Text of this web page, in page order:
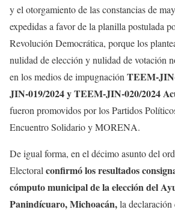
y el otorgamiento de las constancias de
expedidas a favor de la planilla postulada
Revolución Democrática, porque los
nulidad de elección y nulidad de votación
en los medios de impugnación TEEM-
JIN-019/2024 y TEEM-JIN-020/2024
fueron promovidos por los Partidos
Encuentro Solidario y MORENA.
De igual forma, en el décimo asunto del
Electoral confirmó los resultados
cómputo municipal de la elección del
Panindícuaro, Michoacán,la